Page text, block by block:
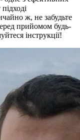
ж, не забудьте
прийомом будь-
інструкції!